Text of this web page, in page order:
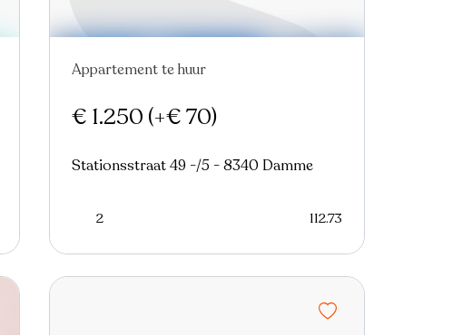
Appartement te huur
€ 1.250 (+€ 70)
Stationsstraat 49 -/5 - 8340 Damme
2 112.73